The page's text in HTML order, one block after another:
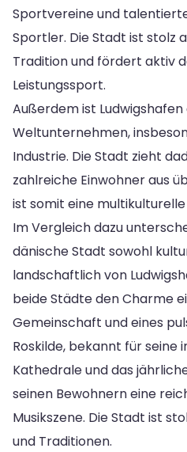
Sportvereine und
Sportler. Die Stadt ist stolz
Tradition und fördert aktiv
Leistungssport.
Außerdem ist Ludwigshafen
Weltunternehmen,
Industrie. Die Stadt zieht
zahlreiche Einwohner aus
ist somit eine
Im Vergleich dazu
dänische Stadt sowohl
landschaftlich von
beide Städte den Charme
Gemeinschaft und eines
Roskilde, bekannt für seine
Kathedrale und das
seinen Bewohnern eine
Musikszene. Die Stadt ist
und Traditionen.